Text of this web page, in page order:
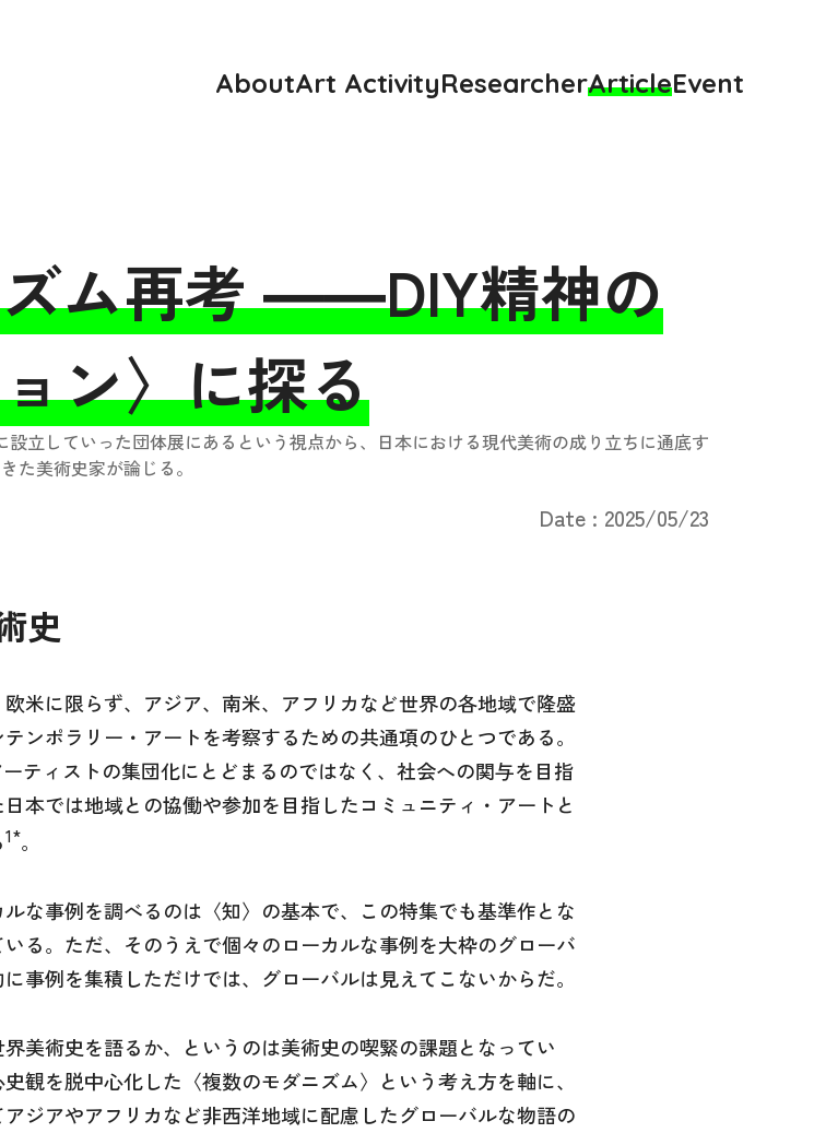
AboutArt ActivityResearcherArticleEvent
ム再考 ――DIY精神の
ン〉に探る
立していった団体展にあるという視点から、日本における現代美術の成り立ちに通底す
た美術史家が論じる。
Date : 2025/05/23
史
米に限らず、アジア、南米、アフリカなど世界の各地域で隆盛
ンポラリー・アートを考察するための共通項のひとつである。
ティストの集団化にとどまるのではなく、社会への関与を目指
本では地域との協働や参加を目指したコミュニティ・アートと
1*。
な事例を調べるのは〈知〉の基本で、この特集でも基準作とな
る。ただ、そのうえで個々のローカルな事例を大枠のグローバ
事例を集積しただけでは、グローバルは見えてこないからだ。
美術史を語るか、というのは美術史の喫緊の課題となってい
観を脱中心化した〈複数のモダニズム〉という考え方を軸に、
ジアやアフリカなど非西洋地域に配慮したグローバルな物語の